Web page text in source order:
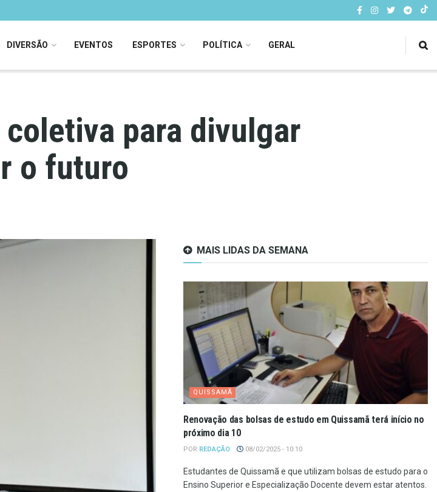
DIVERSÃO EVENTOS ESPORTES POLÍTICA GERAL
para divulgar
o futuro
MAIS LIDAS DA SEMANA
QUISSAMÃ
Renovação das bolsas de estudo em Quissamã terá início no
próximo dia 10
POR REDAÇÃO 08/02/2025 - 10:10
Estudantes de Quissamã e que utilizam bolsas de estudo para o
Ensino Superior e Especialização Docente devem estar atentos.